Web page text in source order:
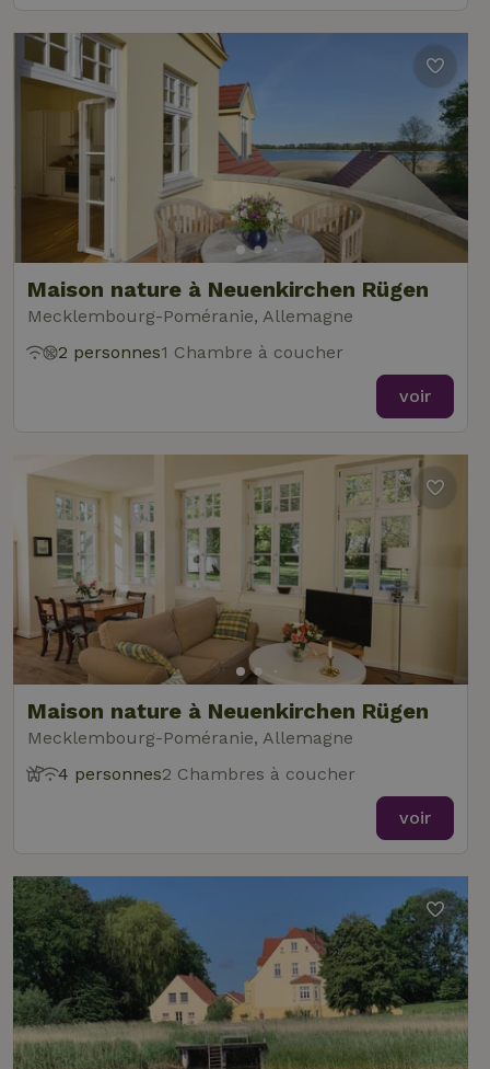
Maison nature à Neuenkirchen Rügen
Mecklembourg-Poméranie, Allemagne
2 personnes1 Chambre à coucher
voir
Maison nature à Neuenkirchen Rügen
Mecklembourg-Poméranie, Allemagne
4 personnes2 Chambres à coucher
voir